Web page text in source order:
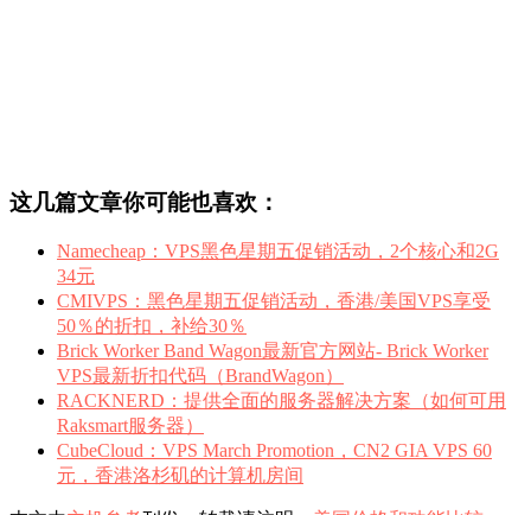
这几篇文章你可能也喜欢：
Namecheap：VPS黑色星期五促销活动，2个核心和2G
34元
CMIVPS：黑色星期五促销活动，香港/美国VPS享受
50％的折扣，补给30％
Brick Worker Band Wagon最新官方网站- Brick Worker
VPS最新折扣代码（BrandWagon）
RACKNERD：提供全面的服务器解决方案（如何可用
Raksmart服务器）
CubeCloud：VPS March Promotion，CN2 GIA VPS 60
元，香港洛杉矶的计算机房间